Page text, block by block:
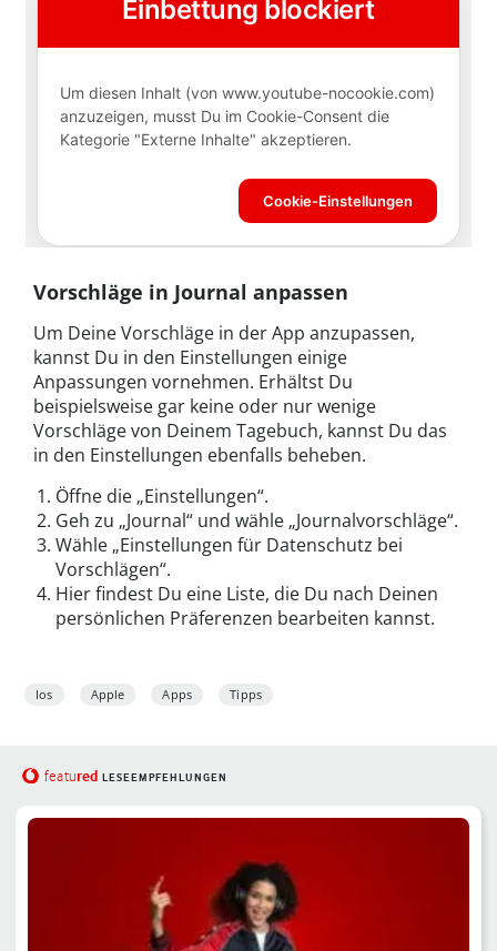
Vorschläge in Journal anpassen
Um Deine Vorschläge in der App anzupassen,
kannst Du in den Einstellungen einige
Anpassungen vornehmen. Erhältst Du
beispielsweise gar keine oder nur wenige
Vorschläge von Deinem Tagebuch, kannst Du das
in den Einstellungen ebenfalls beheben.
Öffne die „Einstellungen“.
Geh zu „Journal“ und wähle „Journalvorschläge“.
Wähle „Einstellungen für Datenschutz bei
Vorschlägen“.
Hier findest Du eine Liste, die Du nach Deinen
persönlichen Präferenzen bearbeiten kannst.
Ios Apple Apps Tipps
featured LESEEMPFEHLUNGEN